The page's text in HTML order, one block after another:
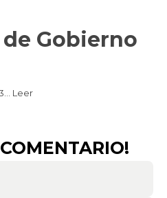
Gobierno
Leer